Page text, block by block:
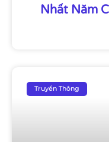
Nhất Năm
Truyền Thông